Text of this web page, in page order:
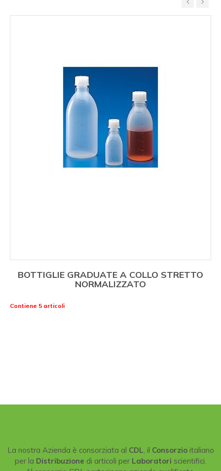
BOTTIGLIE GRADUATE A COLLO STRETTO
NORMALIZZATO
Contiene 5 articoli
‹ ›
La nostra Azienda è consorziata al CDL , il Consorzioitaliano
per la Distribuzione di articoli per Laboratori scientifici.